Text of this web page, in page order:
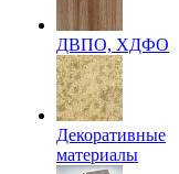
ДВПО, ХДФО
Декоративные
материалы